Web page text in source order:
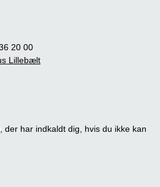
20 00
Lillebælt
der har indkaldt dig, hvis du ikke kan